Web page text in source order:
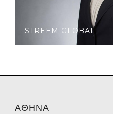
STREEM GLOBAL
ΑΘΗΝΑ